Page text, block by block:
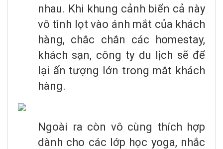
nhau. Khi khung cảnh biển cả này
vô tình lọt vào ánh mắt của khách
hàng, chắc chắn các homestay,
khách sạn, công ty du lịch sẽ để
lại ấn tượng lớn trong mắt khách
hàng.
Ngoài ra còn vô cùng thích hợp
dành cho các lớp học yoga, nhắc